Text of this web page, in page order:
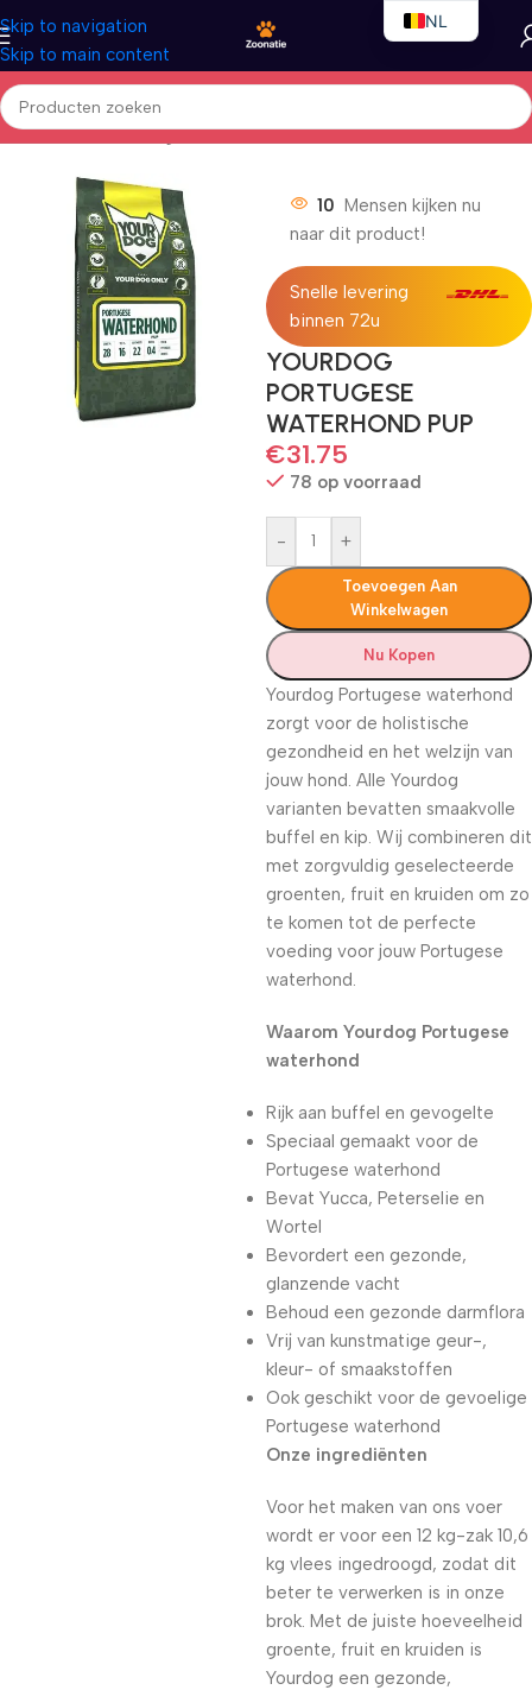
Skip to navigation
Skip to main content
Home/Honden/Droogvoer
10 Mensen kijken nu
naar dit product!
Snelle levering
binnen 72u
YOURDOG
PORTUGESE
WATERHOND PUP
€31.75
78 op voorraad
- +
Toevoegen Aan
Winkelwagen
Nu Kopen
Yourdog Portugese waterhond
zorgt voor de holistische
gezondheid en het welzijn van
jouw hond. Alle Yourdog
varianten bevatten smaakvolle
buffel en kip. Wij combineren dit
met zorgvuldig geselecteerde
groenten, fruit en kruiden om zo
te komen tot de perfecte
voeding voor jouw Portugese
waterhond.
Waarom Yourdog Portugese
waterhond
Rijk aan buffel en gevogelte
Speciaal gemaakt voor de
Portugese waterhond
Bevat Yucca, Peterselie en
Wortel
Bevordert een gezonde,
glanzende vacht
Behoud een gezonde darmflora
Vrij van kunstmatige geur-,
kleur- of smaakstoffen
Ook geschikt voor de gevoelige
Portugese waterhond
Onze ingrediënten
Voor het maken van ons voer
wordt er voor een 12 kg-zak 10,6
kg vlees ingedroogd, zodat dit
beter te verwerken is in onze
brok. Met de juiste hoeveelheid
groente, fruit en kruiden is
Yourdog een gezonde,
NL